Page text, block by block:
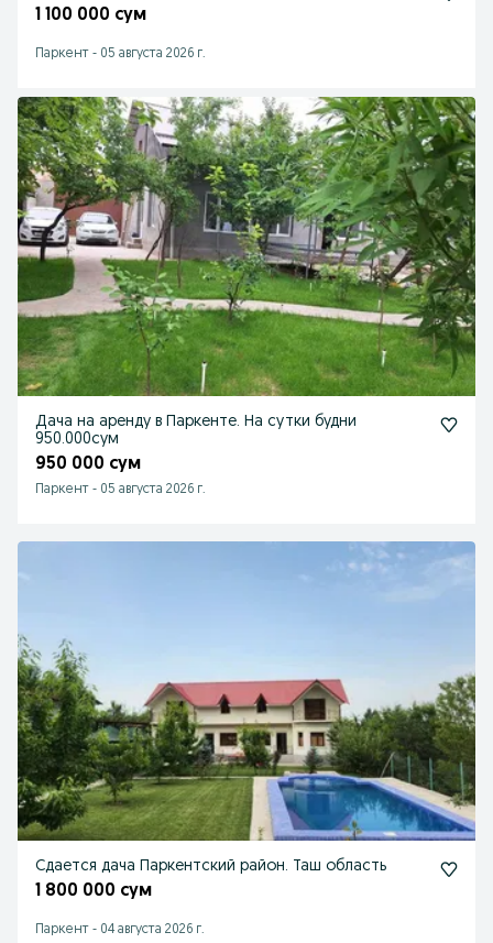
1 100 000 сум
Паркент - 05 августа 2026 г.
Дача на аренду в Паркенте. На сутки будни
950.000сум
950 000 сум
Паркент - 05 августа 2026 г.
Сдается дача Паркентский район. Таш область
1 800 000 сум
Паркент - 04 августа 2026 г.